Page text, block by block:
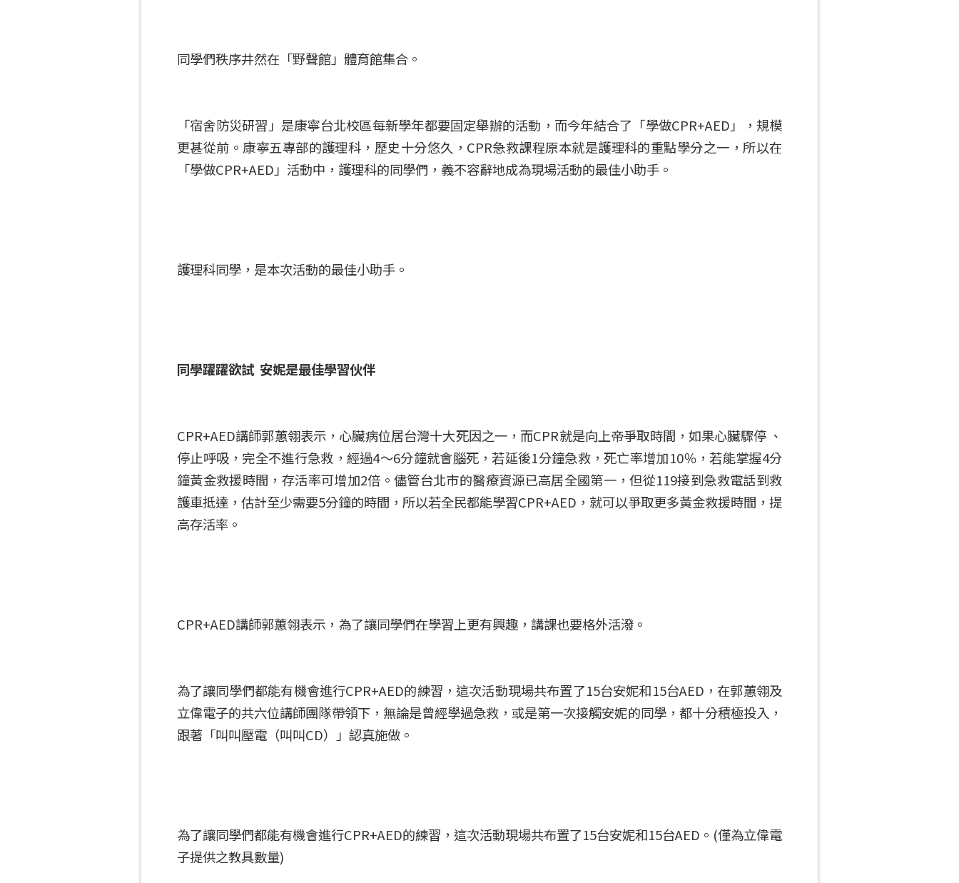
同學們秩序井然在「野聲館」體育館集合。
「宿舍防災研習」是康寧台北校區每新學年都要固定舉辦的活動，而今年結合了「學做CPR+AED」，規模
更甚從前。康寧五專部的護理科，歷史十分悠久，CPR急救課程原本就是護理科的重點學分之一，所以在
「學做CPR+AED」活動中，護理科的同學們，義不容辭地成為現場活動的最佳小助手。
護理科同學，是本次活動的最佳小助手。
同學躍躍欲試 安妮是最佳學習伙伴
CPR+AED講師郭蕙翎表示，心臟病位居台灣十大死因之一，而CPR就是向上帝爭取時間，如果心臟驟停 、
停止呼吸，完全不進行急救，經過4～6分鐘就會腦死，若延後1分鐘急救，死亡率增加10％，若能掌握4分
鐘黃金救援時間，存活率可增加2倍。儘管台北市的醫療資源已高居全國第一，但從119接到急救電話到救
護車抵達，估計至少需要5分鐘的時間，所以若全民都能學習CPR+AED，就可以爭取更多黃金救援時間，提
高存活率。
CPR+AED講師郭蕙翎表示，為了讓同學們在學習上更有興趣，講課也要格外活潑。
為了讓同學們都能有機會進行CPR+AED的練習，這次活動現場共布置了15台安妮和15台AED，在郭蕙翎及
立偉電子的共六位講師團隊帶領下，無論是曾經學過急救，或是第一次接觸安妮的同學，都十分積極投入，
跟著「叫叫壓電（叫叫CD）」認真施做。
為了讓同學們都能有機會進行CPR+AED的練習，這次活動現場共布置了15台安妮和15台AED。(僅為立偉電
子提供之教具數量)